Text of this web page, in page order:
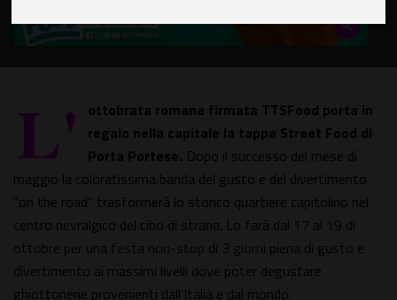
L'
ottobrata romana firmata TTSFood porta in
regalo nella capitale la tappa Street Food di
Porta Portese. Dopo il successo del mese di
maggio la coloratissima banda del gusto e del divertimento
"on the road" trasformerà lo storico quartiere capitolino nel
centro nevralgico del cibo di strana. Lo farà dal 17 al 19 di
ottobre per una festa non-stop di 3 giorni piena di gusto e
divertimento ai massimi livelli dove poter degustare
ghiottonerie provenienti dall'Italia e dal mondo.